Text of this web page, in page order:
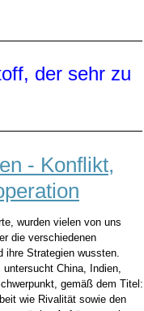
der sehr zu
- Konflikt,
wurden vielen von uns
die verschiedenen
ihre Strategien wussten.
China, Indien,
gemäß dem Titel:
wie Rivalität sowie den